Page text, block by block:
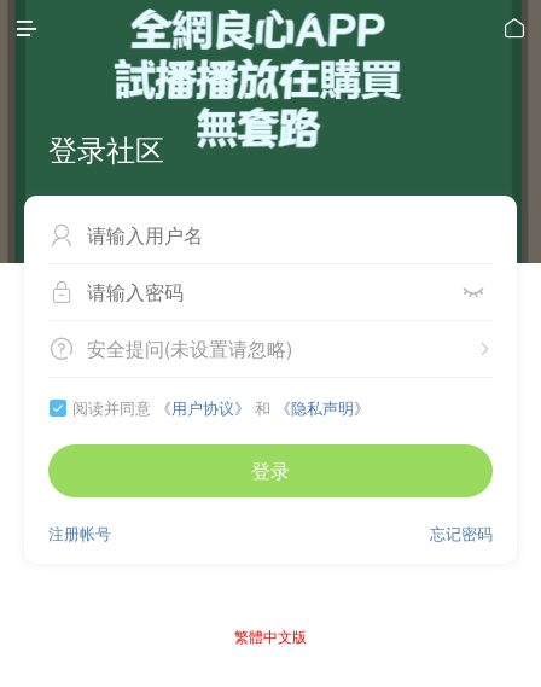
 
登录社区

 
 
安全提问(未设置请忽略)
 阅读并同意 《用户协议》 和 《隐私声明》
登录
忘记密码
注册帐号
繁體中文版